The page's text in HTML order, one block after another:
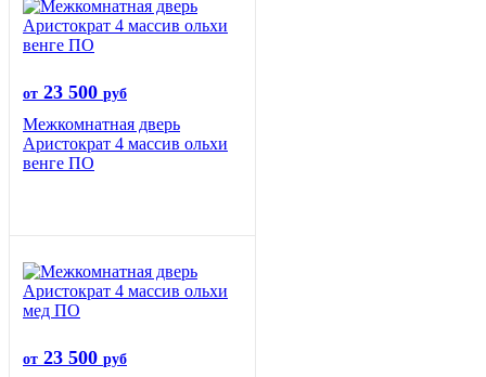
от 23 500 руб
Межкомнатная дверь
Аристократ 4 массив ольхи
венге ПО
от 23 500 руб